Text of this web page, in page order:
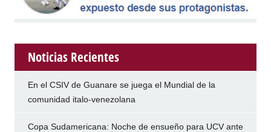
Noticias Recientes
En el CSIV de Guanare se juega el Mundial de la
comunidad italo-venezolana
Copa Sudamericana: Noche de ensueño para UCV ante